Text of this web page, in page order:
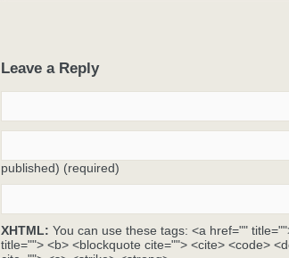
Leave a Reply
published) (required)
XHTML: You can use these tags: <a href=""
title=""> <b> <blockquote cite=""> <cite> <code>